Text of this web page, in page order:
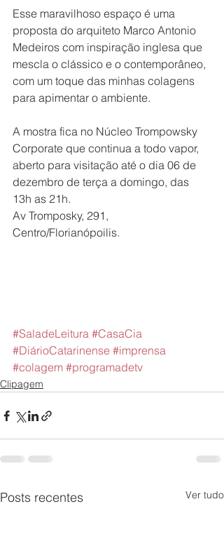
Esse maravilhoso espaço é uma
proposta do arquiteto Marco Antonio
Medeiros com inspiração inglesa que
mescla o clássico e o contemporâneo,
com um toque das minhas colagens
para apimentar o ambiente.
A mostra fica no Núcleo Trompowsky
Corporate que continua a todo vapor,
aberto para visitação até o dia 06 de
dezembro de terça a domingo, das
13h as 21h.
Av Tromposky, 291,
Centro/Florianópoilis.
#SaladeLeitura #CasaCia
#DiárioCatarinense #imprensa
#colagem #programadetv
Clipagem
Posts recentes Ver tudo